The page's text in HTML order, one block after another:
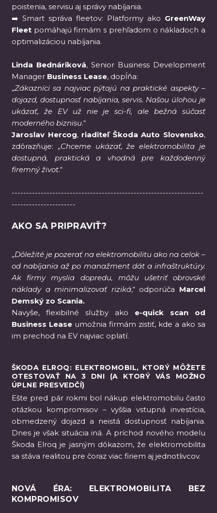
poistenia, servisu aj správy nabíjania.
➡️ Smart správa fleetov: Platformy ako GreenWay
Fleet pomáhajú firmám s prehľadom o nákladoch a
optimalizáciou nabíjania.
Linda Bednáriková, Senior Business Development
Manager Business Lease, dopĺňa:
„Zákazníci sa najviac pýtajú na praktické aspekty –
dojazd, dostupnosť nabíjania, servis. Našou úlohou je
ukázať, že EV už nie je sci-fi, ale bežná súčasť
moderného biznisu.“
Jaroslav Hercog, riaditeľ Škoda Auto Slovensko,
zdôrazňuje: „Chceme ukázať, že elektromobilita je
dostupná, praktická a vhodná pre každodenný
firemný život.“
------------------------------------------------------------------
----------------------
AKO SA PRIPRAVIŤ?
„Dôležité je pozerať na elektromobilitu ako na celok –
od nabíjania až po manažment dát a infraštruktúry.
Ak firmy myslia dopredu, môžu ušetriť obrovské
náklady a minimalizovať riziká,“ odporúča Marcel
Demský zo Scania.
Navyše, flexibilné služby ako e-quick scan od
Business Lease umožnia firmám zistiť, kde a ako sa
im prechod na EV najviac oplatí.
ŠKODA ELROQ: ELEKTROMOBIL, KTORÝ MÔŽETE
OTESTOVAŤ NA 3 DNI (A KTORÝ VÁS MOŽNO
ÚPLNE PRESVEDČÍ)
Ešte pred pár rokmi bol nákup elektromobilu často
otázkou kompromisov – vyššia vstupná investícia,
obmedzený dojazd a neistá dostupnosť nabíjania.
Dnes je však situácia iná. A príchod nového modelu
Škoda Elroq je jasným dôkazom, že elektromobilita
sa stáva realitou pre čoraz viac firiem aj jednotlivcov.
NOVÁ ÉRA: ELEKTROMOBILITA BEZ
KOMPROMISOV